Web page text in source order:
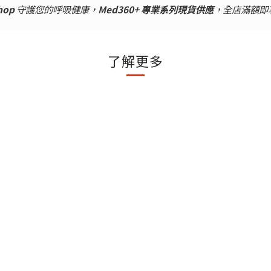
守護您的呼吸健康， Med360+ 專業系列現貨供應，全店滿額即
了解更多